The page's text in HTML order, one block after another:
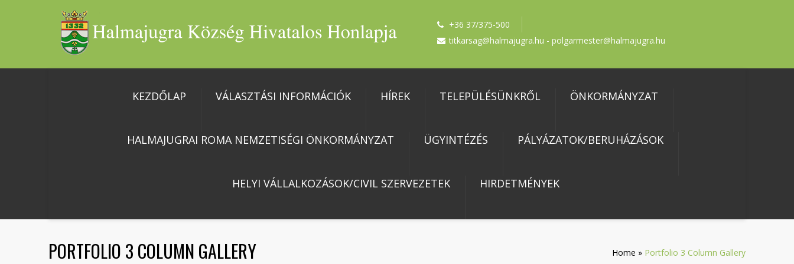
+36 37/375-500
titkarsag@halmajugra.hu - polgarmester@halmajugra.hu
KEZDŐLAP VÁLASZTÁSI INFORMÁCIÓK HÍREK TELEPÜLÉSÜNKRŐL ÖNKORMÁNYZAT
HALMAJUGRAI ROMA NEMZETISÉGI ÖNKORMÁNYZAT ÜGYINTÉZÉS PÁLYÁZATOK/BERUHÁZÁSOK
HELYI VÁLLALKOZÁSOK/CIVIL SZERVEZETEK HIRDETMÉNYEK
PORTFOLIO 3 COLUMN GALLERY Home » Portfolio 3 Column Gallery